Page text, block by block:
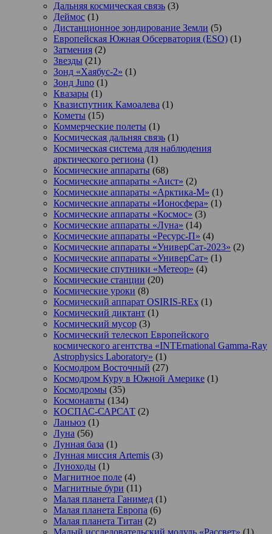
Дальняя космическая связь (3)
Деймос (1)
Дистанционное зондирование Земли (5)
Европейская Южная Обсерватория (ESO) (1)
Затмения (2)
Звезды (21)
Зонд «Хаябус-2» (1)
Зонд Juno (1)
Квазары (1)
Квазиспутник Камоалева (1)
Кометы (15)
Коммерческие полеты (1)
Космическая дальняя связь (1)
Космическая система для наблюдения
арктического региона (1)
Космические аппараты (68)
Космические аппараты «Аист» (2)
Космические аппараты «Арктика-М» (1)
Космические аппараты «Ионосфера» (1)
Космические аппараты «Космос» (3)
Космические аппараты «Луна» (14)
Космические аппараты «Ресурс-П» (4)
Космические аппараты «УниверСат-2023» (2)
Космические аппараты «УниверСат» (1)
Космические спутники «Метеор» (4)
Космические станции (20)
Космические уроки (8)
Космический аппарат OSIRIS-REx (1)
Космический диктант (1)
Космический мусор (3)
Космический телескоп Европейского
космического агентства «INTErnational Gamma-Ray
Astrophysics Laboratory» (1)
Космодром Восточный (27)
Космодром Куру в Южной Америке (1)
Космодромы (35)
Космонавты (134)
КОСПАС-САРСАТ (2)
Ланьюэ (1)
Луна (56)
Лунная база (1)
Лунная миссия Artemis (3)
Луноходы (1)
Магнитное поле (4)
Магнитные бури (11)
Малая планета Ганимед (1)
Малая планета Европа (6)
Малая планета Титан (2)